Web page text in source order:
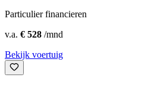
Particulier financieren
v.a. € 528 /mnd
Bekijk voertuig